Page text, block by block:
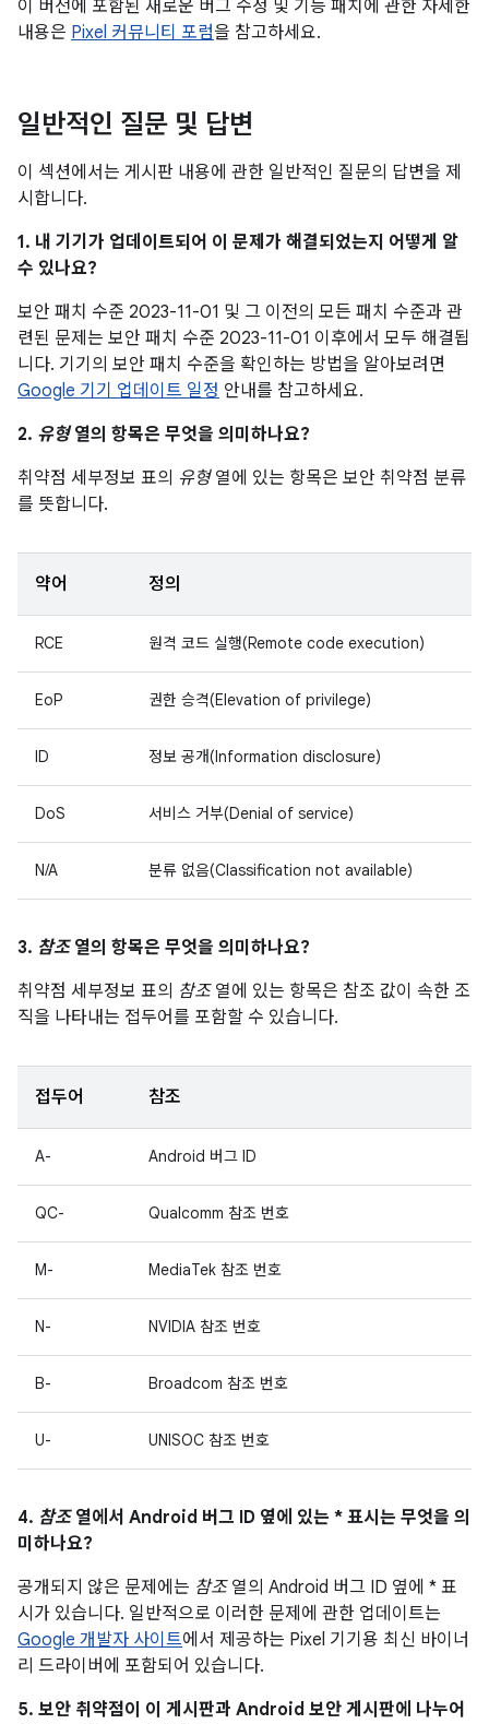
이 버전에 포함된 새로운 버그 수정 및 기능 패치에 관한 자세한
내용은 Pixel 커뮤니티 포럼을 참고하세요.
일반적인 질문 및 답변
이 섹션에서는 게시판 내용에 관한 일반적인 질문의 답변을 제
시합니다.
1. 내 기기가 업데이트되어 이 문제가 해결되었는지 어떻게 알
수 있나요?
보안 패치 수준 2023-11-01 및 그 이전의 모든 패치 수준과 관
련된 문제는 보안 패치 수준 2023-11-01 이후에서 모두 해결됩
니다. 기기의 보안 패치 수준을 확인하는 방법을 알아보려면
Google 기기 업데이트 일정 안내를 참고하세요.
2. 유형열의 항목은 무엇을 의미하나요?
취약점 세부정보 표의 유형열에 있는 항목은 보안 취약점 분류
를 뜻합니다.
약어 정의
RCE 원격 코드 실행(Remote code execution)
EoP 권한 승격(Elevation of privilege)
ID 정보 공개(Information disclosure)
DoS 서비스 거부(Denial of service)
N/A 분류 없음(Classification not available)
3. 참조열의 항목은 무엇을 의미하나요?
취약점 세부정보 표의 참조열에 있는 항목은 참조 값이 속한 조
직을 나타내는 접두어를 포함할 수 있습니다.
접두어 참조
A- Android 버그 ID
QC- Qualcomm 참조 번호
M- MediaTek 참조 번호
N- NVIDIA 참조 번호
B- Broadcom 참조 번호
U- UNISOC 참조 번호
4. 참조열에서 Android 버그 ID 옆에 있는 * 표시는 무엇을 의
미하나요?
공개되지 않은 문제에는 참조열의 Android 버그 ID 옆에 * 표
시가 있습니다. 일반적으로 이러한 문제에 관한 업데이트는
Google 개발자 사이트에서 제공하는 Pixel 기기용 최신 바이너
리 드라이버에 포함되어 있습니다.
5. 보안 취약점이 이 게시판과 Android 보안 게시판에 나누어